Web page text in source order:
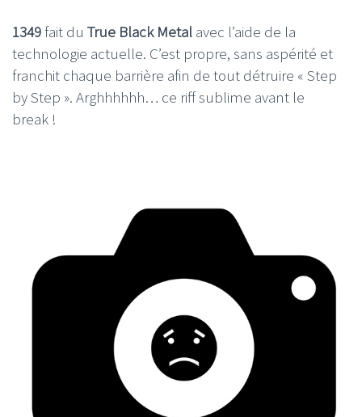
1349fait du True Black Metal avec l’aide de la
technologie actuelle. C’est propre, sans aspérité et
franchit chaque barrière afin de tout détruire « Step
by Step ». Arghhhhhh… ce riff sublime avant le
break !